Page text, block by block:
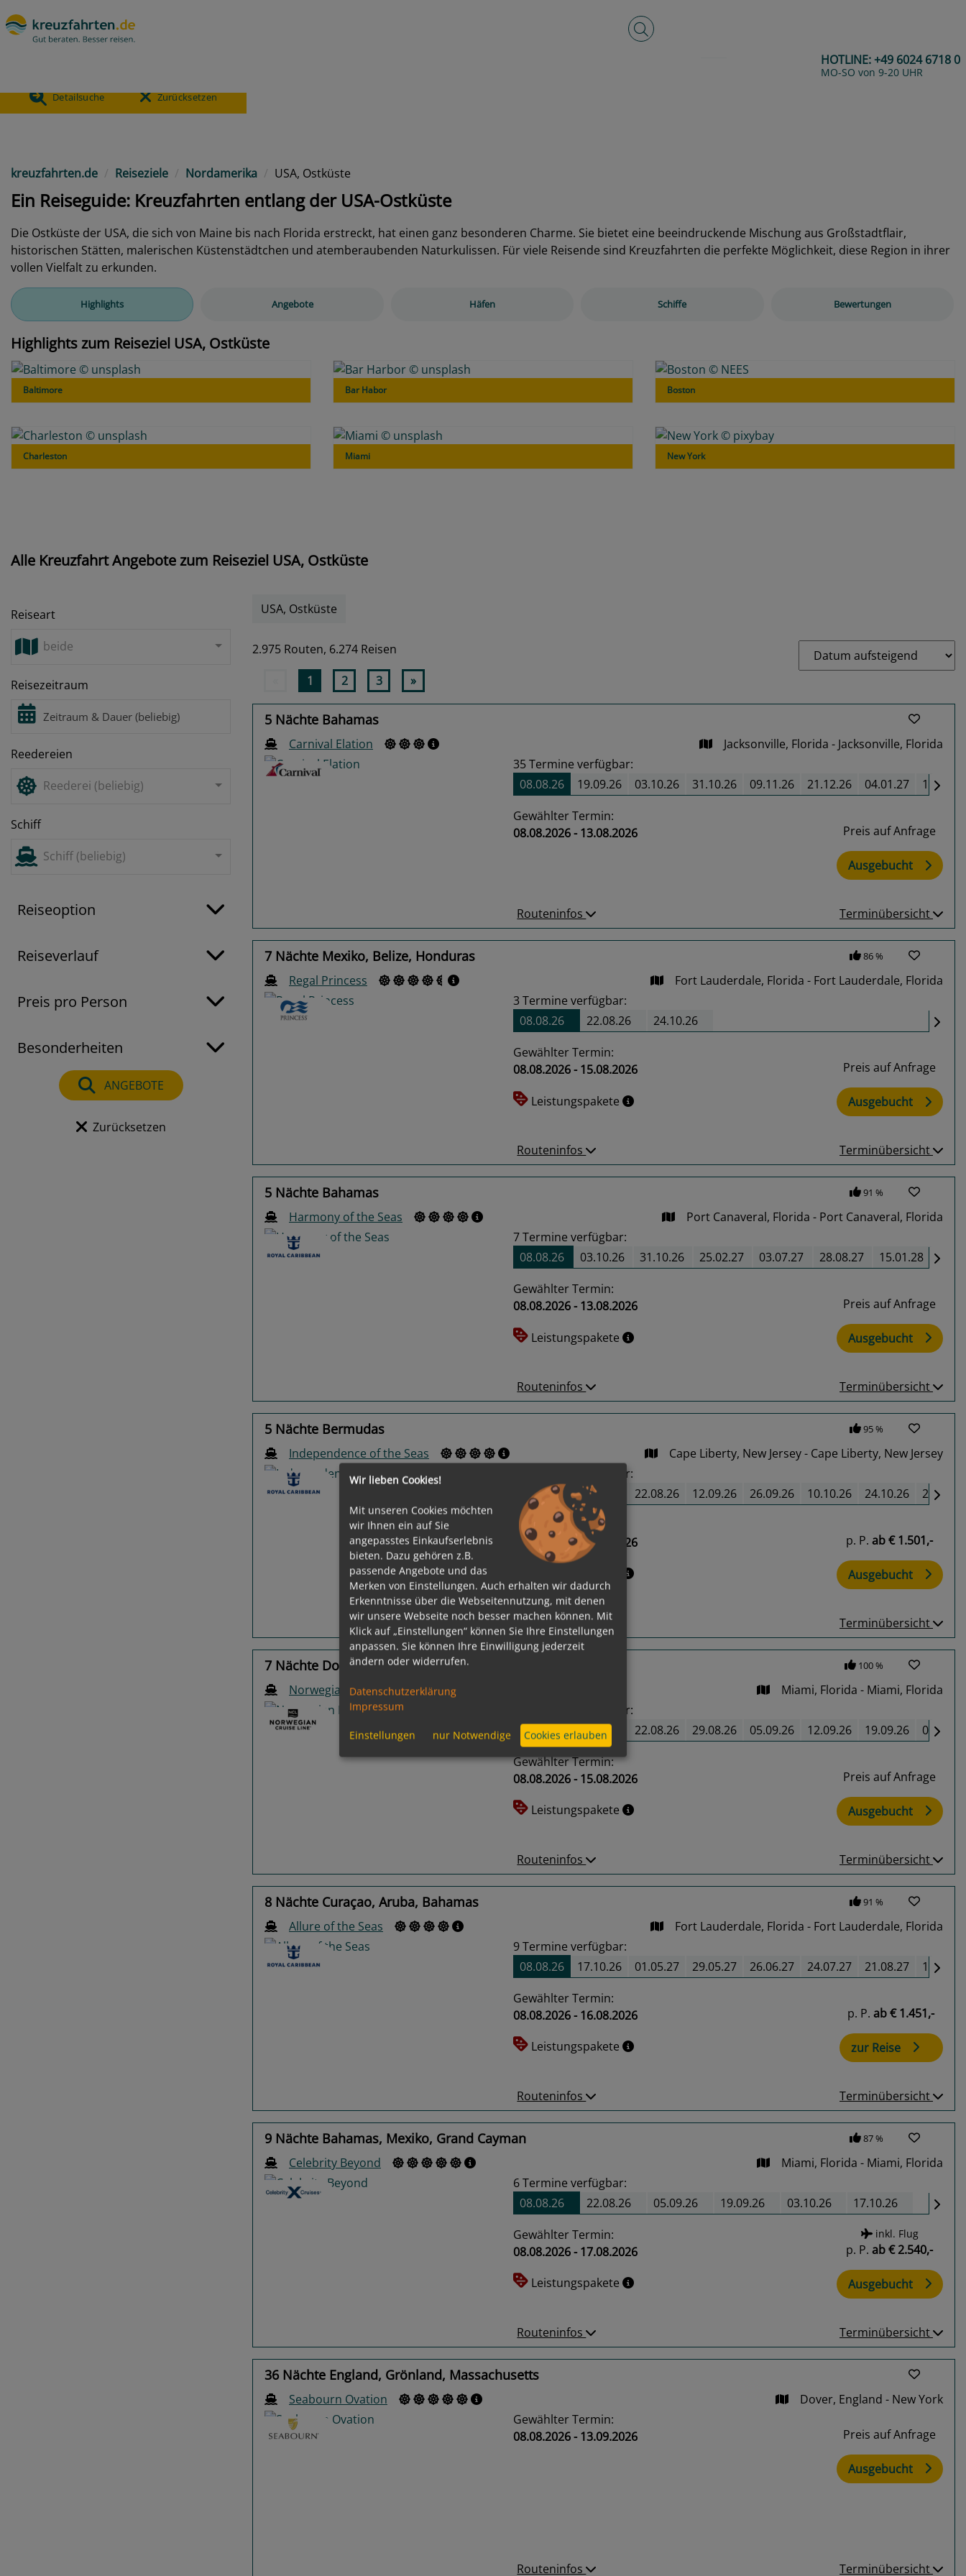
Volltextsuche
HOTLINE:+49 6024 6718 0
MO-SO von 9-20 UHR
- USA, Ostküste
Detailsuche Zurücksetzen
kreuzfahrten.de Reiseziele Nordamerika USA, Ostküste
Ein Reiseguide: Kreuzfahrten entlang der USA-Ostküste
Die Ostküste der USA, die sich von Maine bis nach Florida erstreckt, hat einen ganz besonderen Charme. Sie bietet eine beeindruckende Mischung aus Großstadtflair,
historischen Stätten, malerischen Küstenstädtchen und atemberaubenden Naturkulissen. Für viele Reisende sind Kreuzfahrten die perfekte Möglichkeit, diese Region in ihrer
vollen Vielfalt zu erkunden.
Highlights Angebote Häfen Schiffe Bewertungen
Highlights zum Reiseziel USA, Ostküste
Baltimore Bar Habor Boston
Charleston Miami New York
Alle Kreuzfahrt Angebote zum Reiseziel USA, Ostküste
Reiseart
beide
Reisezeitraum
Reedereien
Reederei (beliebig)
Schiff
Schiff (beliebig)
Reiseoption
Reiseverlauf
Preis pro Person
Besonderheiten
ANGEBOTE
Zurücksetzen
USA, Ostküste
2.975 Routen, 6.274 Reisen
1 2 3 »
5 Nächte Bahamas
Carnival Elation Jacksonville, Florida - Jacksonville, Florida
35Termine verfügbar:
08.08.26
19.09.26 03.10.26 31.10.26 09.11.26 21.12.26 04.01.27
Gewählter Termin:
08.08.2026 - 13.08.2026
Preis auf Anfrage
Ausgebucht
Routeninfos Terminübersicht
7 Nächte Mexiko, Belize, Honduras 86 %
Regal Princess Fort Lauderdale, Florida - Fort Lauderdale, Florida
3Termine verfügbar:
08.08.26
22.08.26 24.10.26
Gewählter Termin:
08.08.2026 - 15.08.2026
Leistungspakete
Preis auf Anfrage
Ausgebucht
Routeninfos Terminübersicht
5 Nächte Bahamas 91 %
Harmony of the Seas Port Canaveral, Florida - Port Canaveral, Florida
7Termine verfügbar:
08.08.26
03.10.26 31.10.26 25.02.27 03.07.27 28.08.27 15.01.28
Gewählter Termin:
08.08.2026 - 13.08.2026
Leistungspakete
Preis auf Anfrage
Ausgebucht
Routeninfos Terminübersicht
5 Nächte Bermudas 95 %
Independence of the Seas Cape Liberty, New Jersey - Cape Liberty, New Jersey
Termine verfügbar:
08.08.26
13.08.26 22.08.26 12.09.26 26.09.26 10.10.26 24.10.26
Gewählter Termin:
08.08.2026 - 13.08.2026
p. P. ab€ 1.501,-
Ausgebucht
Routeninfos Terminübersicht
7 Nächte Dominikanische Republik, Tortola, Bahamas 100 %
Norwegian Luna Miami, Florida - Miami, Florida
Termine verfügbar:
08.08.26
15.08.26 22.08.26 29.08.26 05.09.26 12.09.26 19.09.26
Gewählter Termin:
08.08.2026 - 15.08.2026
Leistungspakete
Preis auf Anfrage
Ausgebucht
Routeninfos Terminübersicht
8 Nächte Curaçao, Aruba, Bahamas 91 %
Allure of the Seas Fort Lauderdale, Florida - Fort Lauderdale, Florida
9Termine verfügbar:
08.08.26
17.10.26 01.05.27 29.05.27 26.06.27 24.07.27 21.08.27
Gewählter Termin:
08.08.2026 - 16.08.2026
Leistungspakete
p. P. ab€ 1.451,-
zur Reise
Routeninfos Terminübersicht
9 Nächte Bahamas, Mexiko, Grand Cayman 87 %
Celebrity Beyond Miami, Florida - Miami, Florida
6Termine verfügbar:
08.08.26
22.08.26 05.09.26 19.09.26 03.10.26 17.10.26
Gewählter Termin:
08.08.2026 - 17.08.2026
Leistungspakete
inkl. Flug
p. P. ab€ 2.540,-
Ausgebucht
Routeninfos Terminübersicht
36 Nächte England, Grönland, Massachusetts
Seabourn Ovation Dover, England - New York
Gewählter Termin:
08.08.2026 - 13.09.2026
Preis auf Anfrage
Ausgebucht
Routeninfos Terminübersicht
Wir lieben Cookies!
Mit unseren Cookies möchten
wir Ihnen ein auf Sie
angepasstes Einkaufserlebnis
bieten. Dazu gehören z.B.
passende Angebote und das
Merken von Einstellungen. Auch erhalten wir dadurch
Erkenntnisse über die Webseitennutzung, mit denen
wir unsere Webseite noch besser machen können. Mit
Klick auf „Einstellungen“ können Sie Ihre Einstellungen
anpassen. Sie können Ihre Einwilligung jederzeit
ändern oder widerrufen.
Datenschutzerklärung
Impressum
Einstellungen nur Notwendige Cookies erlauben